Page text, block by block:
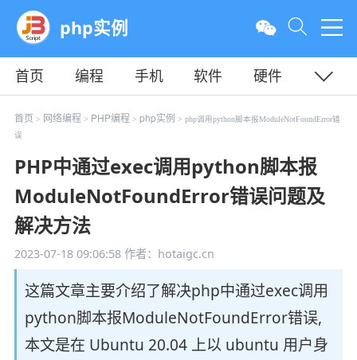
php实例
首页 编程 手机 软件
硬件
教程
平面 服务器
首页 > 网络编程 > PHP编程 > php实例 > php调用python脚本报ModuleNotFoundError错
误
PHP中通过exec调用python脚本报
ModuleNotFoundError错误问题及
解决方法
2023-07-18 09:06:58作者：hotaigc.cn
这篇文章主要介绍了解决php中通过exec调用
python脚本报ModuleNotFoundError错误,
本文是在 Ubuntu 20.04 上以 ubuntu 用户身